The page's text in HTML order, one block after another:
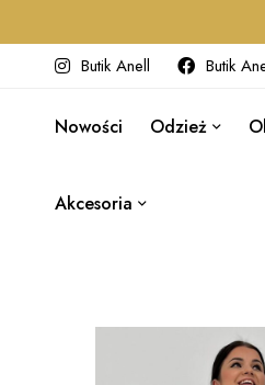
Butik Anell
Butik
Nowości Odzież
Akcesoria